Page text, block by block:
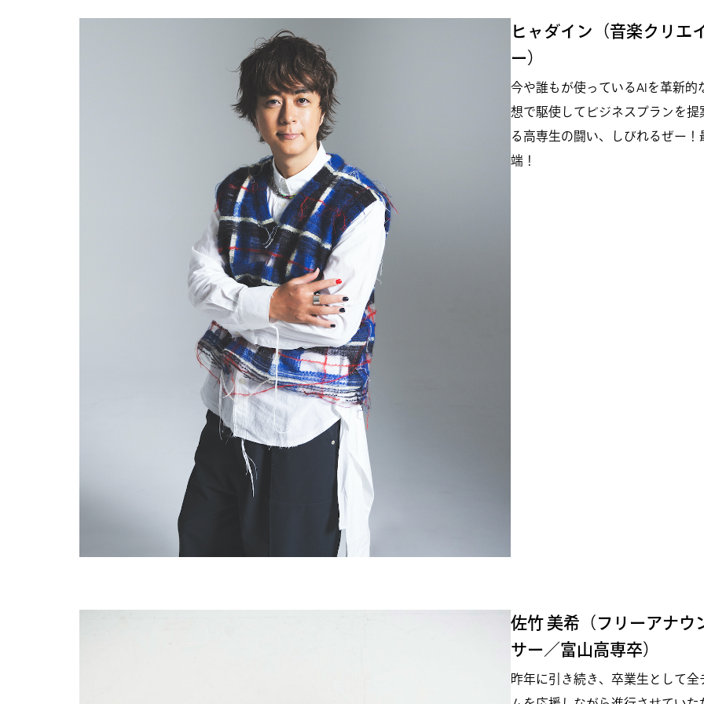
ヒャダイン（音楽クリエ
ー）
今や誰もが使っているAIを革新的
想で駆使してビジネスプランを提
る高専生の闘い、しびれるぜー！
端！
佐竹 美希（フリーアナウ
サー／富山高専卒）
昨年に引き続き、卒業生として全